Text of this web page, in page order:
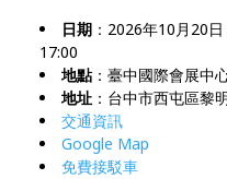
日期 ：2026年10月20
17:00
地點：臺中國際會展中
地址 ：台中市西屯區黎
交通資訊
Google Map
免費接駁車